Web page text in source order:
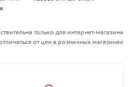
только для интернет-магазина
от цен в розничных магазинах